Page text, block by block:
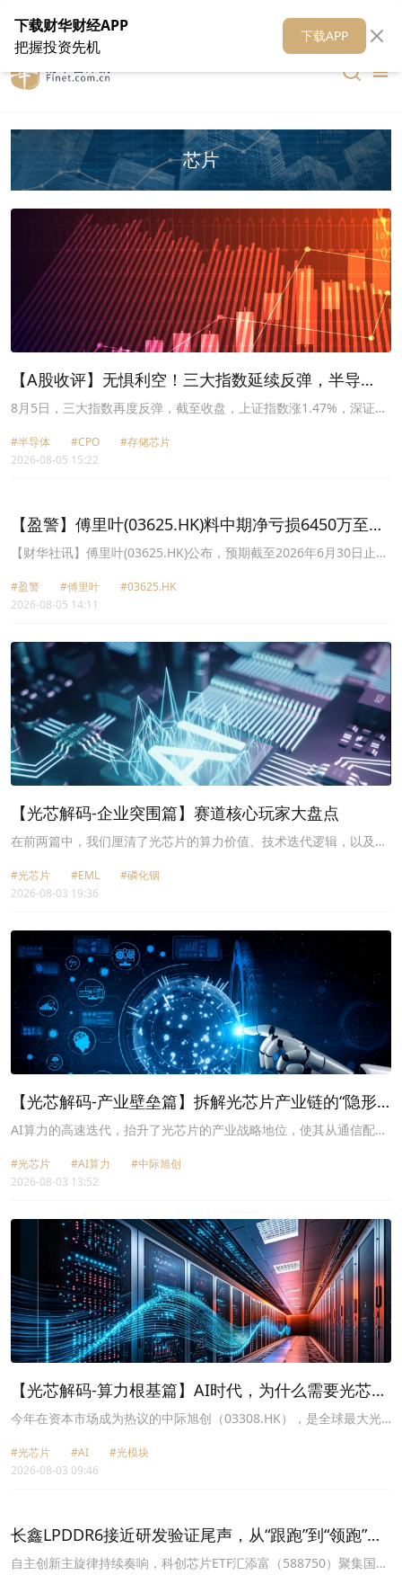
在线客服 关于我们 财华媒体矩阵 财华智库
芯片
【A股收评】无惧利空！三大指数延续反弹，半导
体、MLCC概念爆发
8月5日，三大指数再度反弹，截至收盘，上证指数涨1.47%，深证成
股票飘红，两市成交额约2.68万亿元。
#半导体 #CPO
#存储芯片
2026-08-05 15:22
【盈警】傅里叶(03625.HK)料中期净亏损6450万至
6950万元
【财华社讯】傅里叶(03625.HK)公布，预期截至2026年6月30日止六
相比上年同期净亏损约3090万元。亏损扩大主要由于公司于报告期间
上市费用；因汇率波动发生汇兑损失；公司因业务发展需要新招募研
品多元化应用布局，其中，车载音频产品收入同比增长率超
30,000%，拓展多家业内领先新能源汽车厂商；触觉反馈芯片产品收
入同比增长超330%，已经在智能手表、智能眼镜实现规模化出货，
并适配具身机器人灵巧手、游戏掌机/手柄等场景，匹配AI终端智能
化、精细化的操作需求。傅里叶(03625.HK)今日盘中一度涨近10%，
截至发稿，涨7.66%，报96.95港元。
#盈警 #傅里叶
#03625.HK
2026-08-05 14:11
【光芯解码-企业突围篇】赛道核心玩家大盘点
在前两篇中，我们厘清了光芯片的算力价值、技术迭代逻辑，以及从
#光芯片 #EML
#磷化铟
2026-08-03 19:36
【光芯解码-产业壁垒篇】拆解光芯片产业链的“隐形
高墙”
AI算力的高速迭代，抬升了光芯片的产业战略地位，使其从通信配
#光芯片 #AI算力
#中际旭创
2026-08-03 13:52
【光芯解码-算力根基篇】AI时代，为什么需要光芯
片？
今年在资本市场成为热议的中际旭创（03308.HK），是全球最大光
的核心光模块，很大部分来自它。
#光芯片 #AI
#光模块
2026-08-03 09:46
长鑫LPDDR6接近研发验证尾声，从“跟跑”到“领跑”！
政策重心切换：从战略前沿走向规模化商业化应用，
自主创新主旋律持续奏响，科创芯片ETF汇添富（588750）聚集国产
下载财华财经APP
把握投资先机
下载APP